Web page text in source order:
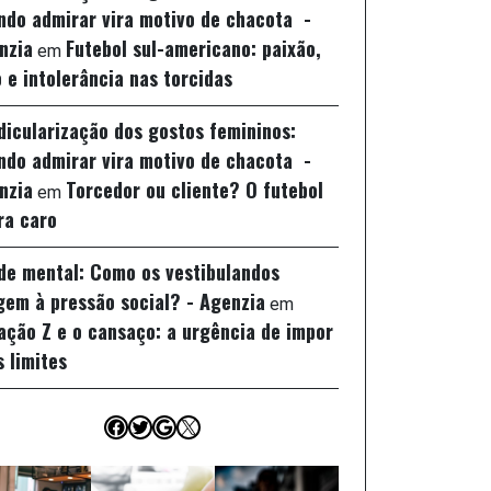
admirar vira motivo de chacota -
em Futebol sul-americano: paixão,
e intolerância nas torcidas
dos gostos femininos:
admirar vira motivo de chacota -
em Torcedor ou cliente? O futebol
caro
mental: Como os vestibulandos
à pressão social? - Agenzia em
Z e o cansaço: a urgência de impor
limites
Facebook
Twitter
Google
X